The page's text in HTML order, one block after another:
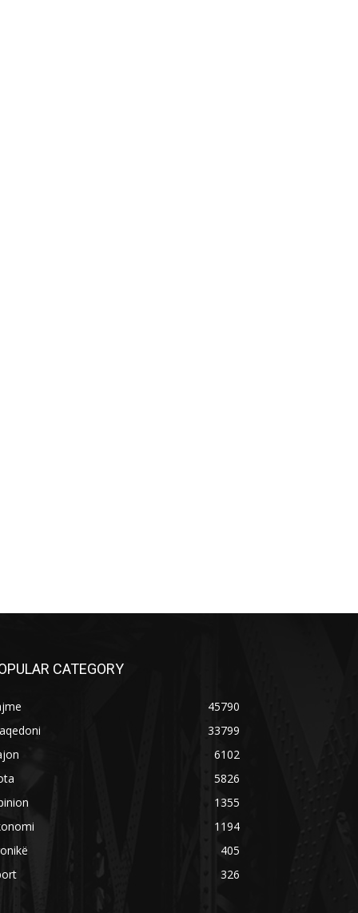
CATEGORY
45790
33799
6102
5826
1355
1194
405
326